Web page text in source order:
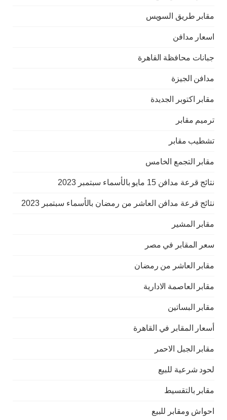
مقابر طريق السويس
اسعار مدافن
جبانات محافظة القاهرة
مدافن الجيزة
مقابر اكتوبر الجديدة
ترميم مقابر
تشطيب مقابر
مقابر التجمع الخامس
نتائج قرعة مدافن 15 مايو بالأسماء سبتمبر 2023
نتائج قرعة مدافن العاشر من رمضان بالأسماء سبتمبر 2023
مقابر المشير
سعر المقابر في مصر
مقابر العاشر من رمضان
مقابر العاصمة الادارية
مقابر البساتين
أسعار المقابر في القاهرة
مقابر الجبل الاحمر
لحود شرعية للبيع
مقابر بالتقسيط
احواش ومقابر للبيع